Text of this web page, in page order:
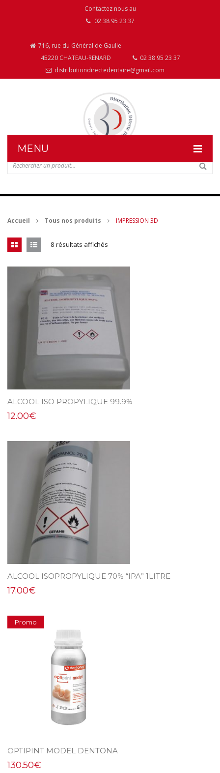
Contactez nous au
02 38 95 23 37
716, rue du Général de Gaulle
45220 CHATEAU-RENARD
02 38 95 23 37
distributiondirectedentaire@gmail.com
MENU
NOS PRODUITS
MES ACHATS
Mon compte
Accueil Tous nos produits IMPRESSION 3D
8 résultats affichés
ALCOOL ISO PROPYLIQUE 99.9%
12.00€
ALCOOL ISOPROPYLIQUE 70% “IPA” 1LITRE
17.00€
Promo
OPTIPINT MODEL DENTONA
130.50€